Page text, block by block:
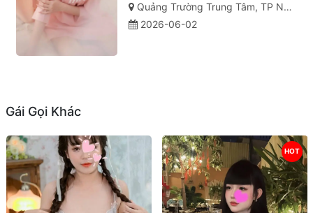
Quảng Trường Trung Tâm, TP Nha Trang, Khánh Hòa
2026-06-02
Gái Gọi Khác
HOT